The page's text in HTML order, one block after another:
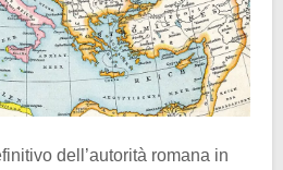
dell’autorità romana in